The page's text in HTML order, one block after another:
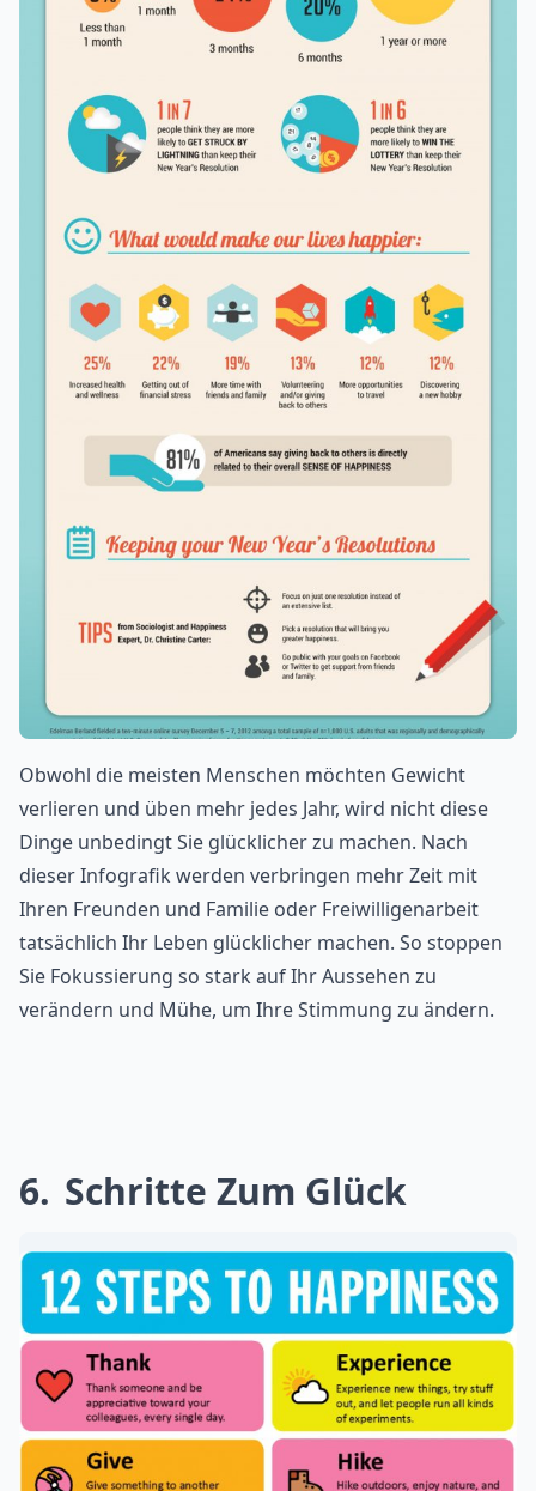
Obwohl die meisten Menschen möchten Gewicht
verlieren und üben mehr jedes Jahr, wird nicht diese
Dinge unbedingt Sie glücklicher zu machen. Nach
dieser Infografik werden verbringen mehr Zeit mit
Ihren Freunden und Familie oder Freiwilligenarbeit
tatsächlich Ihr Leben glücklicher machen. So stoppen
Sie Fokussierung so stark auf Ihr Aussehen zu
verändern und Mühe, um Ihre Stimmung zu ändern.
6 Schritte Zum Glück